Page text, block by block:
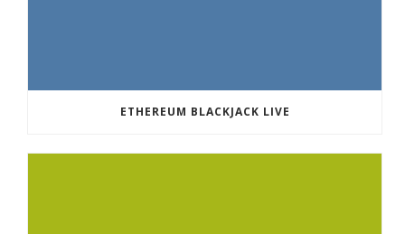
ETHEREUM BLACKJACK LIVE